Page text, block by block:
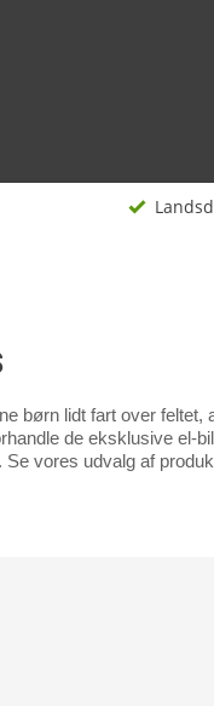
børn lidt fart over
de eksklusive el-
Se vores udvalg af